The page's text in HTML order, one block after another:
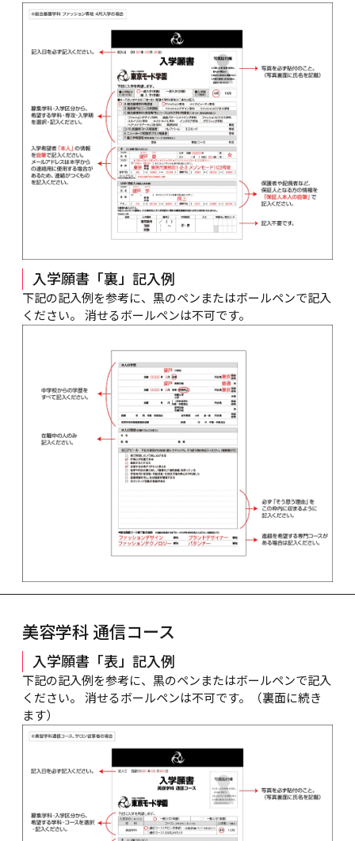
入学願書「裏」記入例
下記の記入例を参考に、黒のペンまたはボールペンで記入
ください。 消せるボールペンは不可です。
美容学科 通信コース
入学願書「表」記入例
下記の記入例を参考に、黒のペンまたはボールペンで記入
ください。 消せるボールペンは不可です。（裏面に続き
ます）